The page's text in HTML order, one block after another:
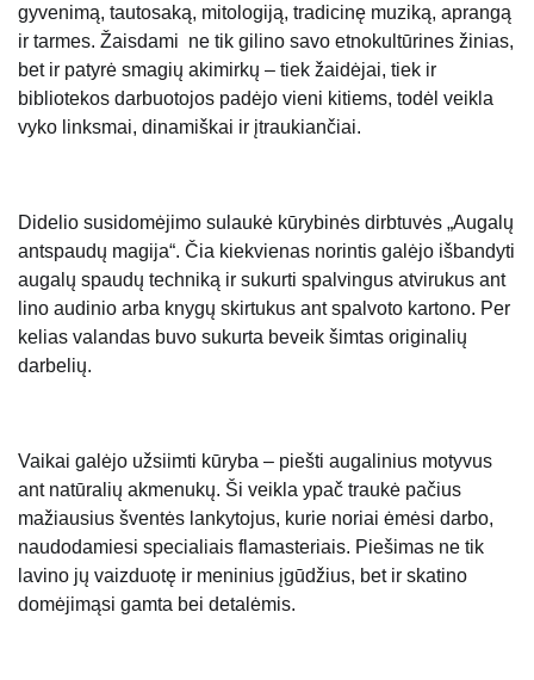
gyvenimą, tautosaką, mitologiją, tradicinę muziką, aprangą
ir tarmes. Žaisdami ne tik gilino savo etnokultūrines žinias,
bet ir patyrė smagių akimirkų – tiek žaidėjai, tiek ir
bibliotekos darbuotojos padėjo vieni kitiems, todėl veikla
vyko linksmai, dinamiškai ir įtraukiančiai.
Didelio susidomėjimo sulaukė kūrybinės dirbtuvės „Augalų
antspaudų magija“. Čia kiekvienas norintis galėjo išbandyti
augalų spaudų techniką ir sukurti spalvingus atvirukus ant
lino audinio arba knygų skirtukus ant spalvoto kartono. Per
kelias valandas buvo sukurta beveik šimtas originalių
darbelių.
Vaikai galėjo užsiimti kūryba – piešti augalinius motyvus
ant natūralių akmenukų. Ši veikla ypač traukė pačius
mažiausius šventės lankytojus, kurie noriai ėmėsi darbo,
naudodamiesi specialiais flamasteriais. Piešimas ne tik
lavino jų vaizduotę ir meninius įgūdžius, bet ir skatino
domėjimąsi gamta bei detalėmis.